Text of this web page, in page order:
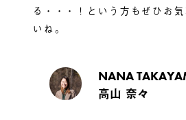
る・・・！という方もぜひお
いね。
NANA
高山 奈々